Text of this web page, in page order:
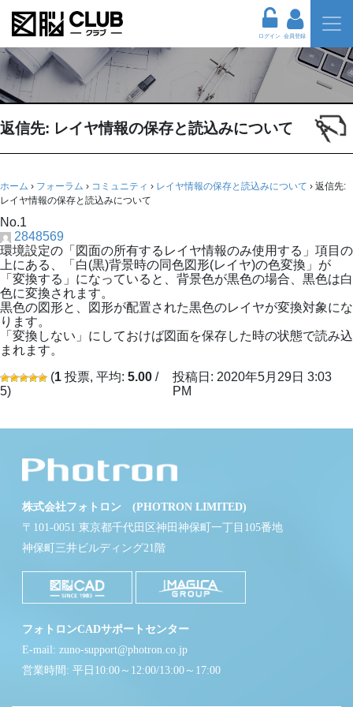
ログイン 会員登録
返信先: レイヤ情報の保存と読込みについて
ホーム › フォーラム › コミュニティ › レイヤ情報の保存と読込みについて › 返信先:
レイヤ情報の保存と読込みについて
No.1
2848569
環境設定の「図面の所有するレイヤ情報のみ使用する」項目の
上にある、「白(黒)背景時の同色図形(レイヤ)の色変換」が
「変換する」になっていると、背景色が黒色の場合、黒色は白
色に変換されます。
黒色の図形と、図形が配置された黒色のレイヤが変換対象にな
ります。
「変換しない」にしておけば図面を保存した時の状態で読み込
まれます。
(1 投票, 平均: 5.00 /
5)
投稿日: 2020年5月29日 3:03
PM
株式会社フォトロン (PHOTRON LIMITED)
〒101-0051 東京都千代田区神田神保町一丁目105番地
神保町三井ビルディング21階
フォトロンCADサポートセンター
E-mail: zuno-support@photron.co.jp
営業時間: 平日10:00～12:00/13:00～17:00